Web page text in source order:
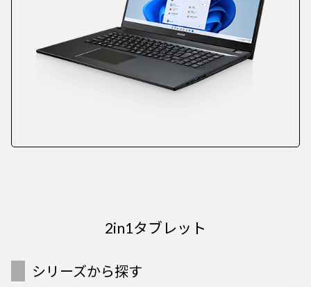
2in1タブレット
シリーズから探す